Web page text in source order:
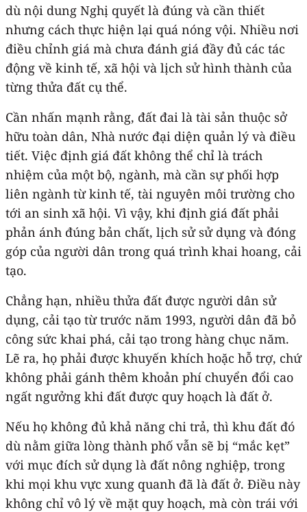
dù nội dung Nghị quyết là đúng và cần thiết
nhưng cách thực hiện lại quá nóng vội. Nhiều nơi
điều chỉnh giá mà chưa đánh giá đầy đủ các tác
động về kinh tế, xã hội và lịch sử hình thành của
từng thửa đất cụ thể.
Cần nhấn mạnh rằng, đất đai là tài sản thuộc sở
hữu toàn dân, Nhà nước đại diện quản lý và điều
tiết. Việc định giá đất không thể chỉ là trách
nhiệm của một bộ, ngành, mà cần sự phối hợp
liên ngành từ kinh tế, tài nguyên môi trường cho
tới an sinh xã hội. Vì vậy, khi định giá đất phải
phản ánh đúng bản chất, lịch sử sử dụng và đóng
góp của người dân trong quá trình khai hoang, cải
tạo.
Chẳng hạn, nhiều thửa đất được người dân sử
dụng, cải tạo từ trước năm 1993, người dân đã bỏ
công sức khai phá, cải tạo trong hàng chục năm.
Lẽ ra, họ phải được khuyến khích hoặc hỗ trợ, chứ
không phải gánh thêm khoản phí chuyển đổi cao
ngất ngưởng khi đất được quy hoạch là đất ở.
Nếu họ không đủ khả năng chi trả, thì khu đất đó
dù nằm giữa lòng thành phố vẫn sẽ bị “mắc kẹt”
với mục đích sử dụng là đất nông nghiệp, trong
khi mọi khu vực xung quanh đã là đất ở. Điều này
không chỉ vô lý về mặt quy hoạch, mà còn trái với